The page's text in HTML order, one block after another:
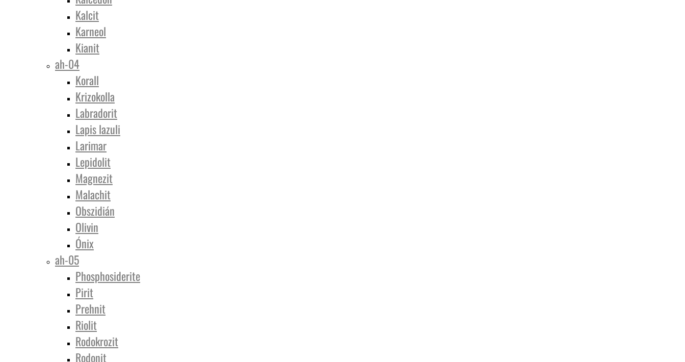
Kalcit
Karneol
Kianit
ah-04
Korall
Krizokolla
Labradorit
Lapis lazuli
Larimar
Lepidolit
Magnezit
Malachit
Obszidián
Olivin
Ónix
ah-05
Phosphosiderite
Pirit
Prehnit
Riolit
Rodokrozit
Rodonit